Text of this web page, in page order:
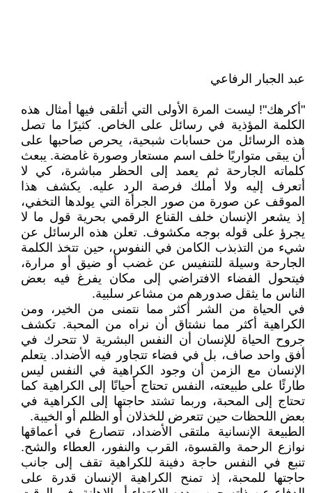
عبد الجبار الرفاعي
"أكرهك"! ليست المرة الأولى التي أتلقى فيها أمثال هذه
الكلمة المؤذية في رسائل على الخاص. كثيرًا ما تصل
هذه الرسائل من حسابات شبحية، يحرص صاحبها على
أن يبقى متواريًا خلف اسم مستعار وصورة غامضة. يبعث
كلماته الجارحة ثم يعمد إلى الحظر مباشرة، كي لا
أتعرف إليه ولا أملك فرصة الرد عليه. يكشف هذا
الموقف عن صورة من صور الجرأة التي يولدها التخفي،
إذ يشعر الإنسان خلف القناع الرقمي بحرية قول ما لا
يجرؤ على قوله بوجه مكشوف. تعلن هذه الرسائل عن
شيء من التذبذب الكامن في النفوس، حين تتخذ الكلمة
الجارحة وسيلة للتنفيس عن غضب أو ضيق أو مرارة،
فيتحول الفضاء الافتراضي إلى مكان يفرغ فيه بعض
الناس ما يثقل صدورهم من مشاعر سلبية.
في الحياة من الشر أكثر مما نتمنى من الخير، ومن
الكراهية أكثر مما نشتاق أن نراه من المحبة. تكشف
جروح الحياة للإنسان أن النفس البشرية لا تتحرك في
أفق واحد صاف، بل في فضاء تتجاور فيه الأضداد. يتعلم
الإنسان مع الزمن أن وجود الكراهية في النفس ليس
طارئًا على طبيعته، النفس تحتاج أحيانًا إلى الكراهية كما
تحتاج إلى المحبة، وربما تشتد حاجتها إلى الكراهية في
بعض اللحظات حين تتعرض للخذلان أو الظلم أو الخيبة.
الطبيعة الإنسانية ملتقى الأضداد، تتصارع في أعماقها
نوازع الرحمة والقسوة، القرب والنفور، العطاء والشح.
تنبع في النفس حاجة دفينة للكراهية تقف إلى جانب
حاجتها للمحبة، إذ تمنح الكراهية الإنسان قدرة على